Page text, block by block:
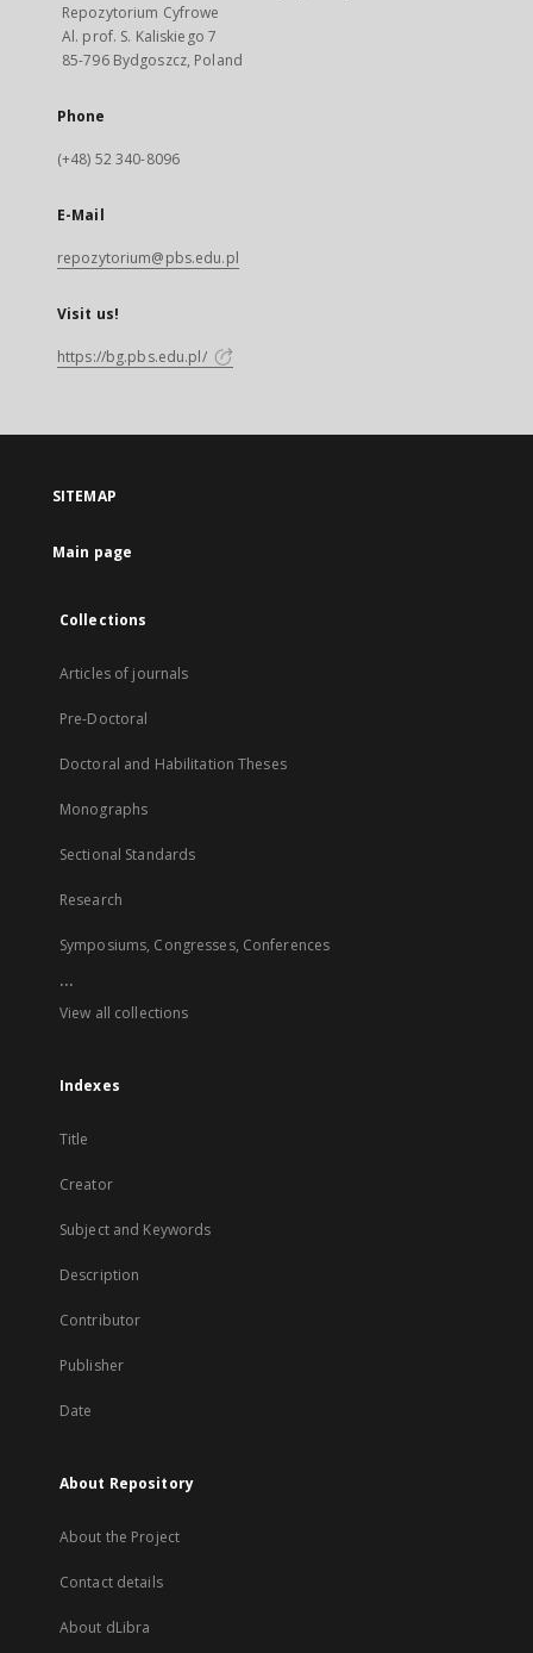
Repozytorium Cyfrowe
Al. prof. S. Kaliskiego 7
85-796 Bydgoszcz, Poland
Phone
(+48) 52 340-8096
E-Mail
repozytorium@pbs.edu.pl
Visit us!
https://bg.pbs.edu.pl/
SITEMAP
Main page
Collections
Articles of journals
Pre-Doctoral
Doctoral and Habilitation Theses
Monographs
Sectional Standards
Research
Symposiums, Congresses, Conferences
...
View all collections
Indexes
Title
Creator
Subject and Keywords
Description
Contributor
Publisher
Date
About Repository
About the Project
Contact details
About dLibra